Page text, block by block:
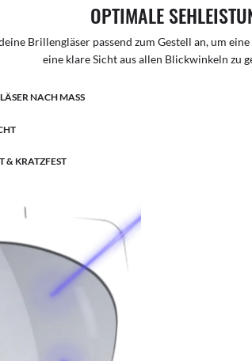
OPTIMALE
Brillengläser passend zum Gestell an, um
eine klare Sicht aus allen Blickwinkeln zu
NACH MASS
& KRATZFEST